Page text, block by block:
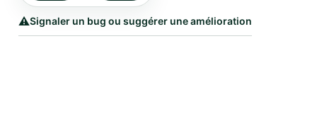
⚠️Signaler un bug ou suggérer une amélioration